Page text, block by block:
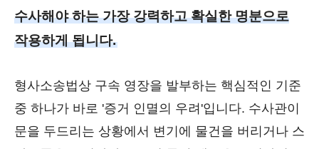
수사해야 하는 가장 강력하고 확실한 명분으로
작용하게 됩니다.
형사소송법상 구속 영장을 발부하는 핵심적인 기준
중 하나가 바로 '증거 인멸의 우려'입니다. 수사관이
문을 두드리는 상황에서 변기에 물건을 버리거나 스